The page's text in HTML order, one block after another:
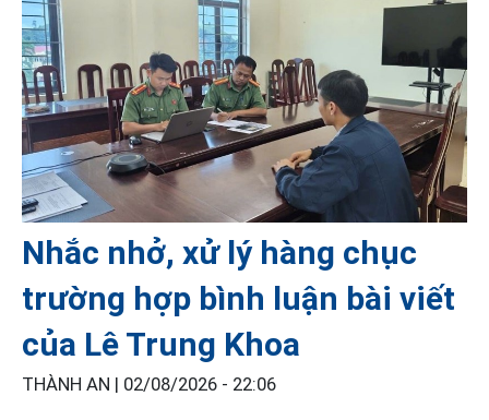
Nhắc nhở, xử lý hàng chục
trường hợp bình luận bài viết
của Lê Trung Khoa
THÀNH AN | 02/08/2026 - 22:06